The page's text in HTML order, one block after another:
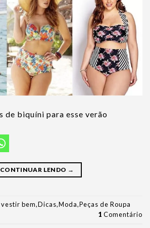
de biquíni para esse verão
CONTINUAR LENDO →
bem,Dicas,Moda,Peças de Roupa
1 Comentário